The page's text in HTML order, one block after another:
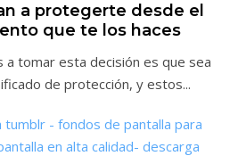
a protegerte desde el
que te los haces
a tomar esta decisión es que sea
de protección, y estos...